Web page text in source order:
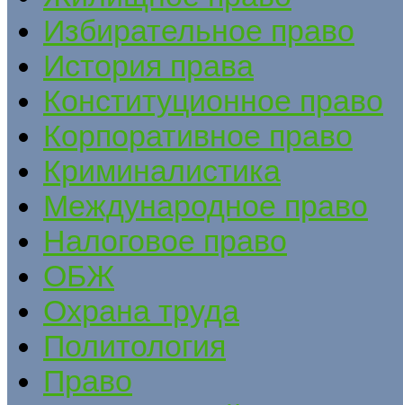
Избирательное право
История права
Конституционное право
Корпоративное право
Криминалистика
Международное право
Налоговое право
ОБЖ
Охрана труда
Политология
Право